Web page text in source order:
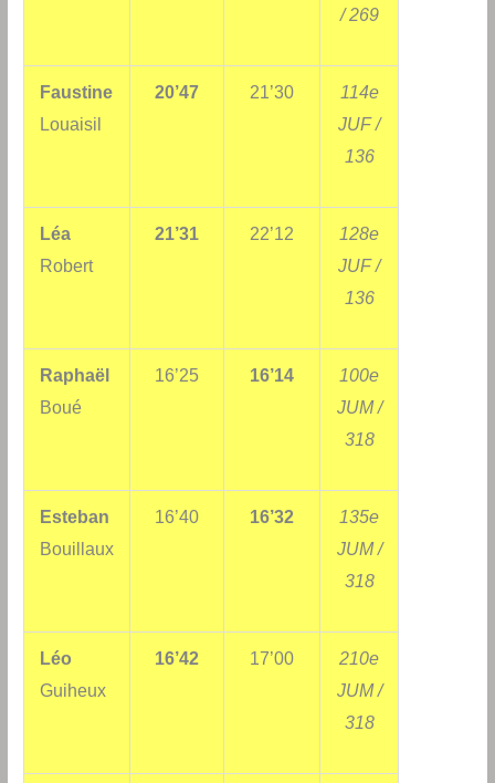
/ 269
Faustine
Louaisil
20’47 21’30
114e
JUF /
136
Léa
Robert
21’31 22’12
128e
JUF /
136
Raphaël
Boué
16’25 16’14
100e
JUM /
318
Esteban
Bouillaux
16’40 16’32
135e
JUM /
318
Léo
Guiheux
16’42 17’00
210e
JUM /
318